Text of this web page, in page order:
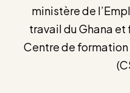
ministère de
travail du Ghana
Centre de